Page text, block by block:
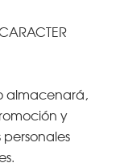
almacenará,
y